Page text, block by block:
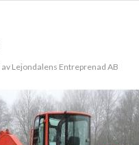
av Lejondalens Entreprenad AB